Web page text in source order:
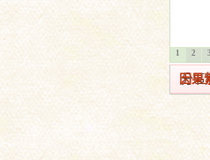
證
1 2 3
分區
因果